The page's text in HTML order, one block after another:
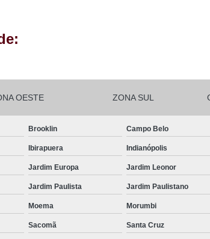
Salgadinhos de
Salgadinhos Festa Infantil Sacomã
Salgadinhos
Salgadinhos para
Salgadinhos
Salgadinhos
Salgadinhos Vegetarianos
Salgado para Festa
OESTE ZONA SUL
Brooklin Campo Belo
Ibirapuera Indianópolis
Jardim Europa Jardim Leonor
Jardim Paulista Jardim Paulistano
Moema Morumbi
Sacomã Santa Cruz